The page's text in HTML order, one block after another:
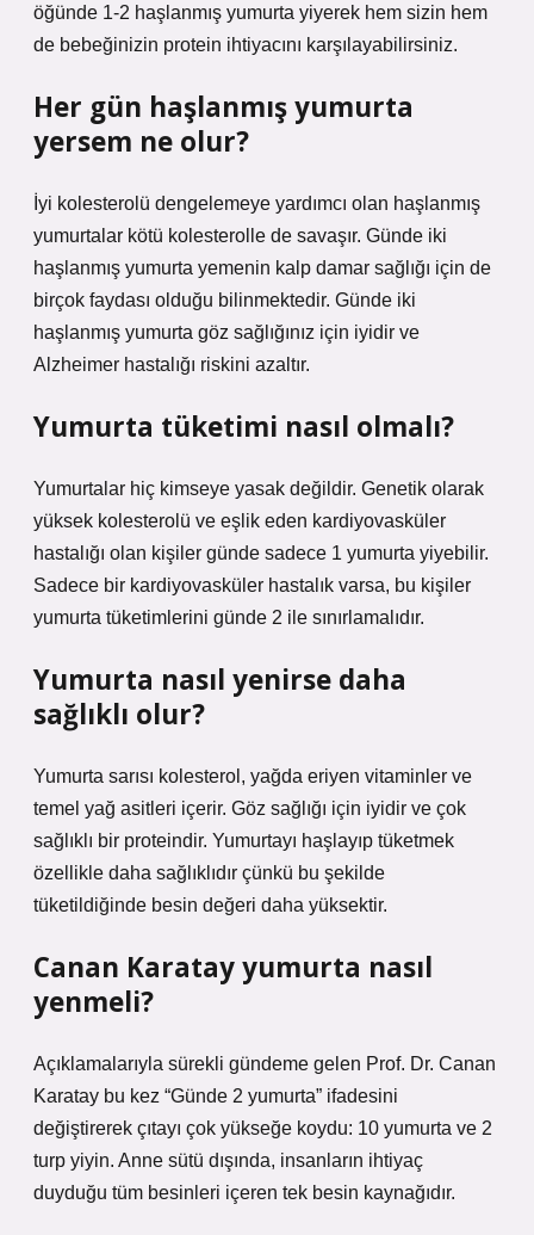
öğünde 1-2 haşlanmış yumurta yiyerek hem sizin hem
de bebeğinizin protein ihtiyacını karşılayabilirsiniz.
Her gün haşlanmış yumurta
yersem ne olur?
İyi kolesterolü dengelemeye yardımcı olan haşlanmış
yumurtalar kötü kolesterolle de savaşır. Günde iki
haşlanmış yumurta yemenin kalp damar sağlığı için de
birçok faydası olduğu bilinmektedir. Günde iki
haşlanmış yumurta göz sağlığınız için iyidir ve
Alzheimer hastalığı riskini azaltır.
Yumurta tüketimi nasıl olmalı?
Yumurtalar hiç kimseye yasak değildir. Genetik olarak
yüksek kolesterolü ve eşlik eden kardiyovasküler
hastalığı olan kişiler günde sadece 1 yumurta yiyebilir.
Sadece bir kardiyovasküler hastalık varsa, bu kişiler
yumurta tüketimlerini günde 2 ile sınırlamalıdır.
Yumurta nasıl yenirse daha
sağlıklı olur?
Yumurta sarısı kolesterol, yağda eriyen vitaminler ve
temel yağ asitleri içerir. Göz sağlığı için iyidir ve çok
sağlıklı bir proteindir. Yumurtayı haşlayıp tüketmek
özellikle daha sağlıklıdır çünkü bu şekilde
tüketildiğinde besin değeri daha yüksektir.
Canan Karatay yumurta nasıl
yenmeli?
Açıklamalarıyla sürekli gündeme gelen Prof. Dr. Canan
Karatay bu kez “Günde 2 yumurta” ifadesini
değiştirerek çıtayı çok yükseğe koydu: 10 yumurta ve 2
turp yiyin. Anne sütü dışında, insanların ihtiyaç
duyduğu tüm besinleri içeren tek besin kaynağıdır.